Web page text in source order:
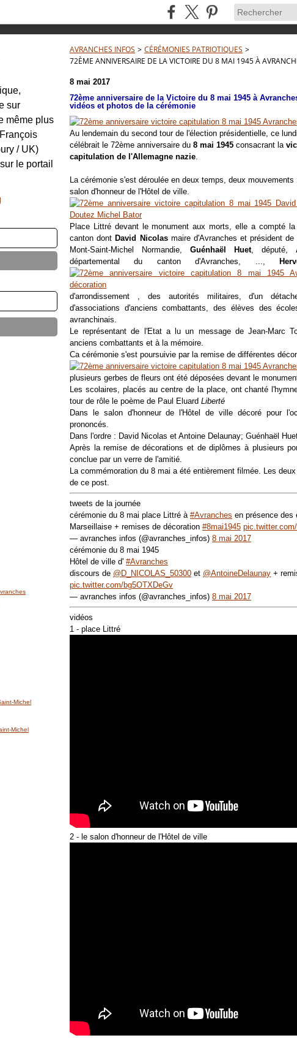
sur
même plus
/ UK)
sur le portail
Michel
Michel
AVRANCHES INFOS > CÉRÉMONIES PATRIOTIQUES >
72ÈME ANNIVERSAIRE DE LA VICTOIRE DU 8 MAI 1945 À
8 mai 2017
72ème anniversaire de la Victoire du 8 mai 1945 à
vidéos et photos de la cérémonie
Au lendemain du second tour de l'élection présidentielle, ce
célébrait le 72ème anniversaire du 8 mai 1945 consacrant la
capitulation de l'Allemagne nazie.
La cérémonie s'est déroulée en deux temps, deux
salon d'honneur de l'Hôtel de ville.
Place Littré devant le monument aux morts, elle a compté
canton dont David Nicolasmaire d'Avranches et président de
Mont-Saint-Michel Normandie, Guénhaël Huet, député,
départemental du canton d'Avranches, ...,
d'arrondissement , des autorités militaires, d'un
d'associations d'anciens combattants, des élèves des
avranchinais.
Le représentant de l'Etat a lu un message de Jean-Marc
anciens combattants et à la mémoire.
Ca cérémonie s'est poursuivie par la remise de différentes
plusieurs gerbes de fleurs ont été déposées devant le
Les scolaires, placés au centre de la place, ont chanté
tour de rôle le poème de Paul Eluard Liberté
Dans le salon d'honneur de l'Hôtel de ville décoré pour
prononcés.
Dans l'ordre : David Nicolas et Antoine Delaunay; Guénhaël
Après la remise de décorations et de diplômes à plusieurs
conclue par un verre de l'amitié.
La commémoration du 8 mai a été entièrement filmée. Les
de ce post.
tweets de la journée
cérémonie du 8 mai place Littré à #Avranches en présence des
Marseillaise + remises de décoration #8mai1945
— avranches infos (@avranches_infos) 8 mai 2017
cérémonie du 8 mai 1945
Hôtel de ville d' #Avranches
discours de @D_NICOLAS_50300 et @AntoineDelaunay +
pic.twitter.com/bg5OTXDeGv
— avranches infos (@avranches_infos) 8 mai 2017
vidéos
1 - place Littré
2 - le salon d'honneur de l'Hôtel de ville